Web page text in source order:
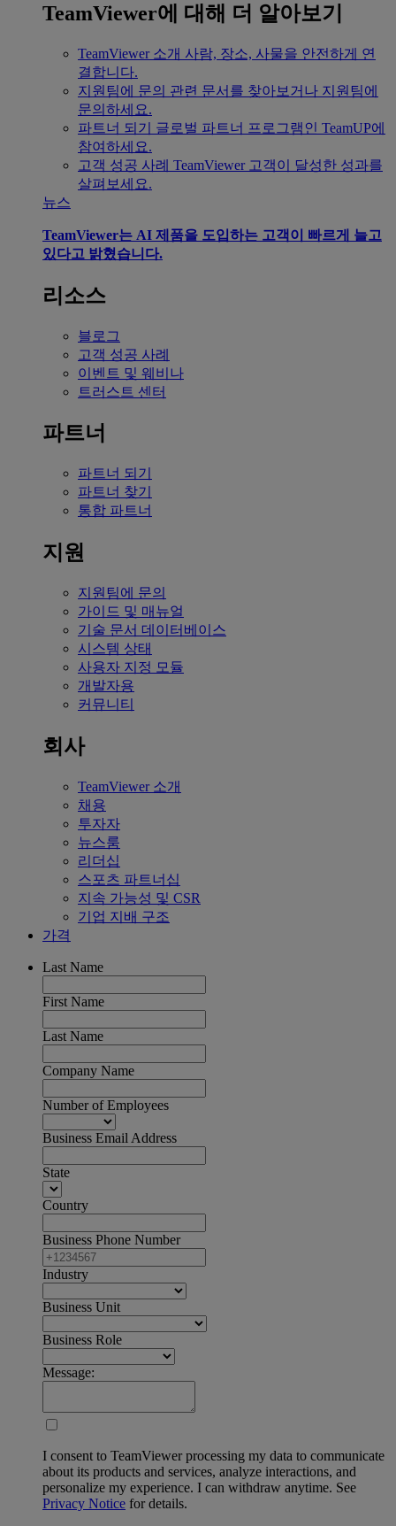
TeamViewer에 대해 더 알아보기
TeamViewer 소개 사람, 장소, 사물을 안전하게 연
결합니다.
지원팀에 문의 관련 문서를 찾아보거나 지원팀에
문의하세요.
파트너 되기
글로벌 파트너 프로그램인 TeamUP에
참여하세요.
고객 성공 사례 TeamViewer 고객이 달성한 성과를
살펴보세요.
뉴스
TeamViewer는 AI 제품을 도입하는 고객이 빠르게 늘고
있다고 밝혔습니다.
리소스
블로그
고객 성공 사례
이벤트 및 웨비나
트러스트 센터
파트너
파트너 되기
파트너 찾기
통합 파트너
지원
지원팀에 문의
가이드 및 매뉴얼
기술 문서 데이터베이스
시스템 상태
사용자 지정 모듈
개발자용
커뮤니티
회사
TeamViewer 소개
채용
투자자
뉴스룸
리더십
스포츠 파트너십
지속 가능성 및 CSR
기업 지배 구조
가격
Last Name
First Name
Last Name
Company Name
Number of Employees
Business Email Address
State
Country
Business Phone Number
Industry
Business Unit
Business Role
Message:
I consent to TeamViewer processing my data to communicate
about its products and services, analyze interactions, and
personalize my experience. I can withdraw anytime. See
Privacy Notice for details.